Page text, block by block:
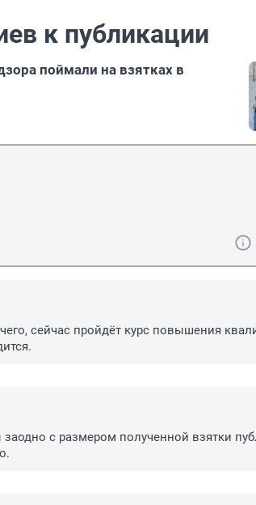
к публикации
поймали на взятках в
сейчас пройдёт курс повышения
с размером полученной взятки